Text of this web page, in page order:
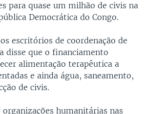
para quase um milhão de civis na
Democrática do Congo.
escritórios de coordenação de
disse que o financiamento
alimentação terapêutica a
e ainda água, saneamento,
de civis.
humanitárias nas